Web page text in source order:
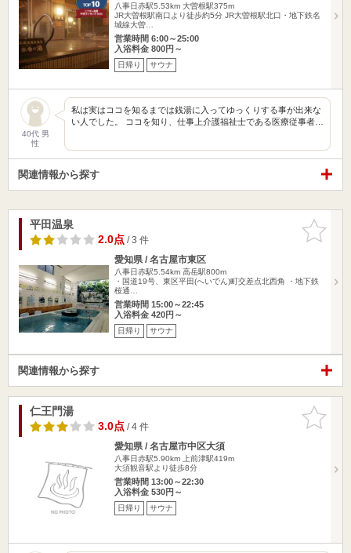
八事日赤駅5.53km 大曽根駅375m
JR大曽根駅南口より徒歩約5分 JR大曽根駅北口・地下鉄名
城線大曽…
営業時間 6:00～25:00
入浴料金 800円～
日帰り サウナ
40代 男
性
私は実はココを知るまでは銭湯に入ってゆっくりする事が出来な
い人でした。 ココを知り、仕事上介護福祉士である医療従事者…
関連情報から探す
お気に入
りに追加
平田温泉
2.0点/ 3 件
愛知県 / 名古屋市東区
八事日赤駅5.54km 高岳駅800m
・国道19号、東区平田(へいでん)町交差点北西角 ・地下鉄
桜通…
営業時間 15:00～22:45
入浴料金 420円～
日帰り サウナ
関連情報から探す
お気に入
りに追加
仁王門湯
3.0点/ 4 件
愛知県 / 名古屋市中区大須
八事日赤駅5.90km
上前津駅419m
大須観音駅より徒歩8分
営業時間 13:00～22:30
入浴料金 530円～
日帰り サウナ